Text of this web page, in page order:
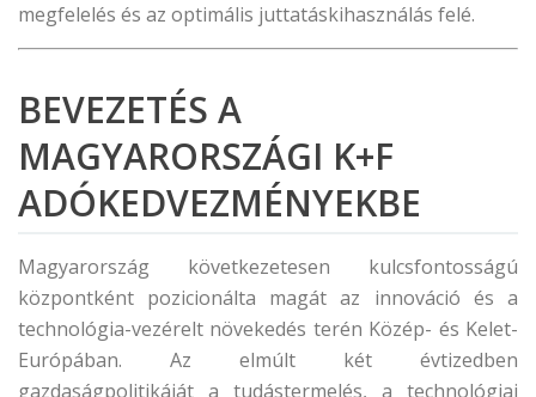
megfelelés és az optimális juttatáskihasználás felé.
BEVEZETÉS A
MAGYARORSZÁGI K+F
ADÓKEDVEZMÉNYEKBE
Magyarország következetesen kulcsfontosságú
központként pozicionálta magát az innováció és a
technológia-vezérelt növekedés terén Közép- és Kelet-
Európában. Az elmúlt két évtizedben
gazdaságpolitikáját a tudástermelés, a technológiai